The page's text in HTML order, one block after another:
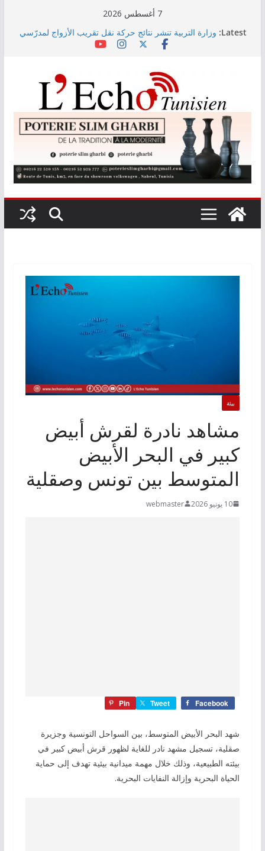
7 أغسطس 2026
Latest: وزارة التربية تنشر نتائج حركة نقل تقريب الأزواج لمدرّسي
التعليم الابتدائي لسنة 2026
التمهيدي الأوّل
“نسناس وبهناس”.. عرض مسرحي جديد للأطفال يجمع بين
الترفيه والقيم التربوية بمدينة الثقافة
اليوم: قرعة الدور التمهيدي لرابطة الأبطال وكأس
الكونفدرالية
بيئة
مشاهد نادرة لقرش أبيض
كبير في البحر الأبيض
المتوسط بين تونس وصقلية
10 يونيو 2026 webmaster
Facebook
Tweet
Pin
شهد البحر الأبيض المتوسط، بين السواحل التونسية وجزيرة
صقلية، تسجيل مشهد نادر للغاية لظهور قرش أبيض كبير في
بيئته الطبيعية، وذلك خلال مهمة ميدانية بيئية تهدف إلى حماية
الحياة البحرية وإزالة النفايات البحرية.